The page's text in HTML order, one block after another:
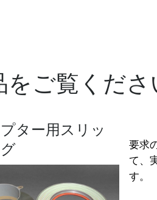
ご覧くださ
ター用スリッ
要求
て、
す。